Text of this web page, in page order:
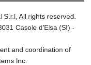
All rights reserved.
Casole d'Elsa (SI) -
and coordination of
Inc.